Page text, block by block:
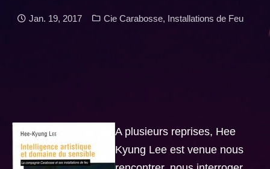
Date:
Jan. 19, 2017 Categories:
Cie Carabosse, Installations de Feu
A plusieurs reprises, Hee
Kyung Lee est venue nous